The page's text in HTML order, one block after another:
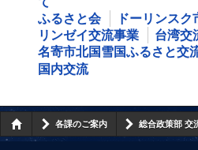
ふるさと会
ドーリンス
リンゼイ交流事業
台湾交
名寄市北国雪国ふるさと交
国内交流
各課のご案内 総合政策部 交